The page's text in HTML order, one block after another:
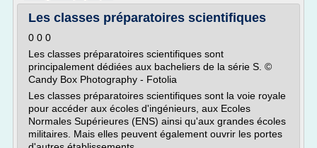
Les classes préparatoires scientifiques
0 0 0
Les classes préparatoires scientifiques sont
principalement dédiées aux bacheliers de la série S. ©
Candy Box Photography - Fotolia
Les classes préparatoires scientifiques sont la voie royale
pour accéder aux écoles d'ingénieurs, aux Ecoles
Normales Supérieures (ENS) ainsi qu'aux grandes écoles
militaires. Mais elles peuvent également ouvrir les portes